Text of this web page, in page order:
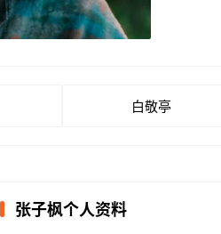
白敬亭
张子枫个人资料